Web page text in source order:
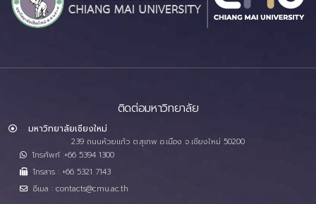
ติดต่อมหาวิทยาลัย
มหาวิทยาลัยเชียงใหม่
239 ถนนห้วยแก้ว ต.สุเทพ อ.เมือง จ.เชียงใหม่ 50200
โทรศัพท์ :+66 5394 1300
โทรสาร : +66 5321 7143
อีเมล : contacts@cmu.ac.th